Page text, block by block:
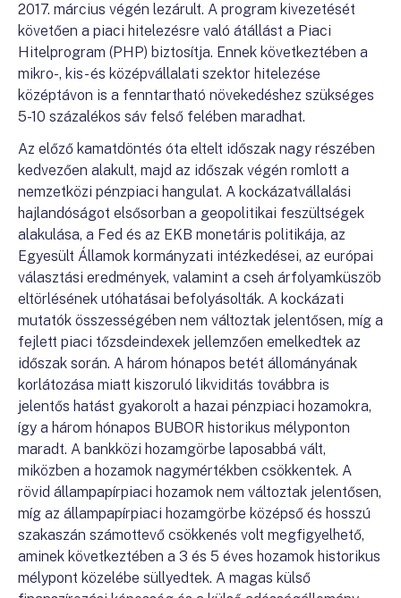
2017. március végén lezárult. A program kivezetését
követően a piaci hitelezésre való átállást a Piaci
Hitelprogram (PHP) biztosítja. Ennek következtében a
mikro-, kis- és középvállalati szektor hitelezése
középtávon is a fenntartható növekedéshez szükséges
5-10 százalékos sáv felső felében maradhat.
Az előző kamatdöntés óta eltelt időszak nagy részében
kedvezően alakult, majd az időszak végén romlott a
nemzetközi pénzpiaci hangulat. A kockázatvállalási
hajlandóságot elsősorban a geopolitikai feszültségek
alakulása, a Fed és az EKB monetáris politikája, az
Egyesült Államok kormányzati intézkedései, az európai
választási eredmények, valamint a cseh árfolyamküszöb
eltörlésének utóhatásai befolyásolták. A kockázati
mutatók összességében nem változtak jelentősen, míg a
fejlett piaci tőzsdeindexek jellemzően emelkedtek az
időszak során. A három hónapos betét állományának
korlátozása miatt kiszoruló likviditás továbbra is
jelentős hatást gyakorolt a hazai pénzpiaci hozamokra,
így a három hónapos BUBOR historikus mélyponton
maradt. A bankközi hozamgörbe laposabbá vált,
miközben a hozamok nagymértékben csökkentek. A
rövid állampapírpiaci hozamok nem változtak jelentősen,
míg az állampapírpiaci hozamgörbe középső és hosszú
szakaszán számottevő csökkenés volt megfigyelhető,
aminek következtében a 3 és 5 éves hozamok historikus
mélypont közelébe süllyedtek. A magas külső